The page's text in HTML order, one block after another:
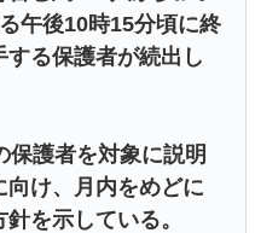
午後10時15分頃に終
る保護者が続出し
保護者を対象に説明
け、月内をめどに
を示している。